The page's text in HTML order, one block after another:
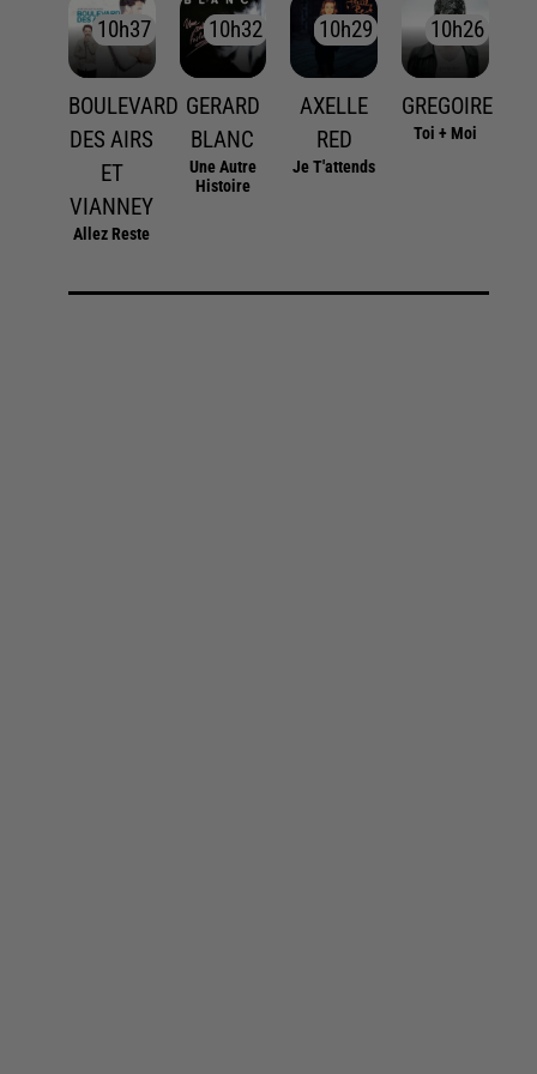
10h37
10h37
BOULEVARD
DES AIRS
ET
VIANNEY
Allez Reste
10h32
10h32
GERARD
BLANC
Une Autre
Histoire
10h29
10h29
AXELLE
RED
Je T'attends
10h26
10h26
GREGOIRE
Toi + Moi